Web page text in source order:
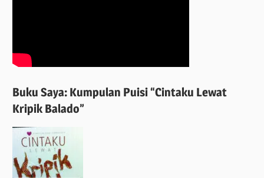
Buku Saya: Kumpulan Puisi “Cintaku Lewat
Kripik Balado”